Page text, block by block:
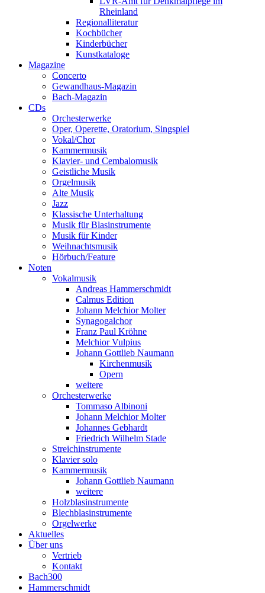
Rheinland
Regionalliteratur
Kochbücher
Kinderbücher
Kunstkataloge
Magazine
Concerto
Gewandhaus-Magazin
Bach-Magazin
CDs
Orchesterwerke
Oper, Operette, Oratorium, Singspiel
Vokal/Chor
Kammermusik
Klavier- und Cembalomusik
Geistliche Musik
Orgelmusik
Alte Musik
Jazz
Klassische Unterhaltung
Musik für Blasinstrumente
Musik für Kinder
Weihnachtsmusik
Hörbuch/Feature
Noten
Vokalmusik
Andreas Hammerschmidt
Calmus Edition
Johann Melchior Molter
Synagogalchor
Franz Paul Kröhne
Melchior Vulpius
Johann Gottlieb Naumann
Kirchenmusik
Opern
weitere
Orchesterwerke
Tommaso Albinoni
Johann Melchior Molter
Johannes Gebhardt
Friedrich Wilhelm Stade
Streichinstrumente
Klavier solo
Kammermusik
Johann Gottlieb Naumann
weitere
Holzblasinstrumente
Blechblasinstrumente
Orgelwerke
Aktuelles
Über uns
Vertrieb
Kontakt
Bach300
Hammerschmidt